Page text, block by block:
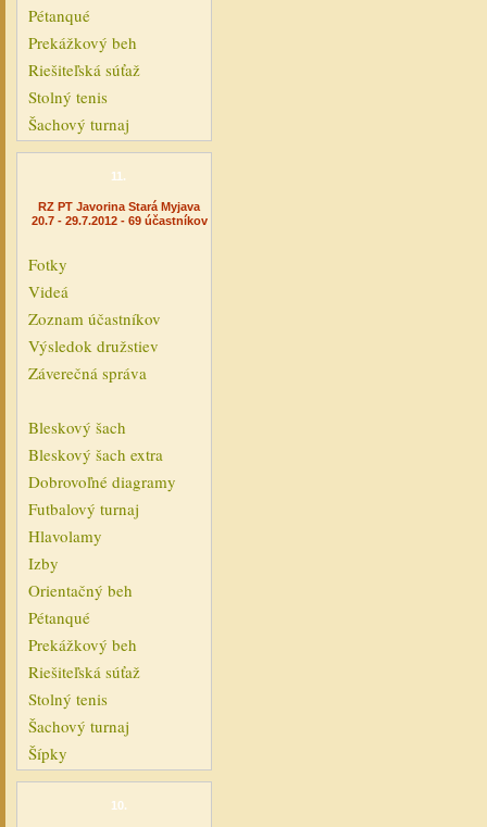
Pétanqué
Prekážkový beh
Riešiteľská súťaž
Stolný tenis
Šachový turnaj
11.
RZ PT Javorina Stará Myjava
20.7 - 29.7.2012 - 69 účastníkov
Fotky
Videá
Zoznam účastníkov
Výsledok družstiev
Záverečná správa
Bleskový šach
Bleskový šach extra
Dobrovoľné diagramy
Futbalový turnaj
Hlavolamy
Izby
Orientačný beh
Pétanqué
Prekážkový beh
Riešiteľská súťaž
Stolný tenis
Šachový turnaj
Šípky
10.